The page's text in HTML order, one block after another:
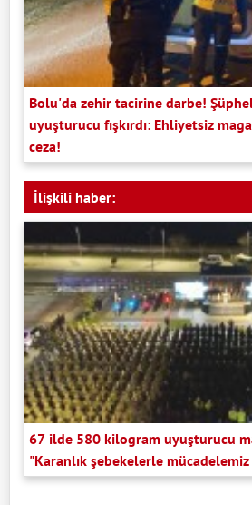
Bolu'da zehir tacirine darbe!
uyuşturucu fışkırdı: Ehliyetsiz
ceza!
İlişkili haber:
67 ilde 580 kilogram uyuşturucu
"Karanlık şebekelerle